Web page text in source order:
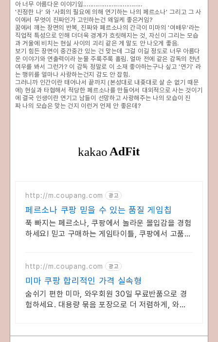
아 너무 아름다운 이야기임.................................
'진정한 나' 와 '사회의 필요에 의해 연기하는 나의 페르소나' 그리고 그 사
이에서 무엇이 진짜인가 고민하는건 왜일케 좋은거임?
꿈에서 깨는 장면의 반복, 진짜와 페르소나의 간극이 미마의 '여배우'라는
직업적 특성으로 인해 더더욱 경계가 흐릿해지는 것, 자신이 그리는 모습
과 거울에 비치는 현실 사이의 괴리 같은 게 말도 안 나오게 좋음.
보기 힘든 장면이 중간중간 있는 건 맞는데 그걸 이길 정도로 너무 아름다
운 이야기와 연출력이라 눈물 주룩주룩 흘림. 얼마 전에 같은 감독의 천년
여우를 봐서 그런가? 이 감독 정말로 이 소재 좋아하는구나 싶고 '연기' 라
는 행위를 얼마나 사랑하는건지 감도 안 잡힘.
그러니까 인간이란 태어나서 끝까지 (본성대로 내좆대로 살 순 없기 때문
에) 현실과 타협해서 적당한 페르소나를 만들어서 대외적으로 사는 것이기
에 결국 인생이란 연기고 남들이 선망하고 사랑해주는 나의 모습이 진
짜 나의 모습은 맞는 건지 이런거 언제 안 좋은데?
http://m.coupang.com 광고
페르소나 쿠팡 믿을 수 있는 품질 게임칩
푹 빠지는 페르소나, 쿠팡에서 놀라운 몰입감을 경험
하세요! 믿고 구매하는 게임타이틀, 쿠팡에서 고품질
http://m.coupang.com 광고
미마 쿠팡 합리적인 가격 실속형
숨쉬기 편한 미마, 와우회원 30일 무료반품으로 경
험하세요. 대용량 묶음 포장으로 더 저렴하게, 와우